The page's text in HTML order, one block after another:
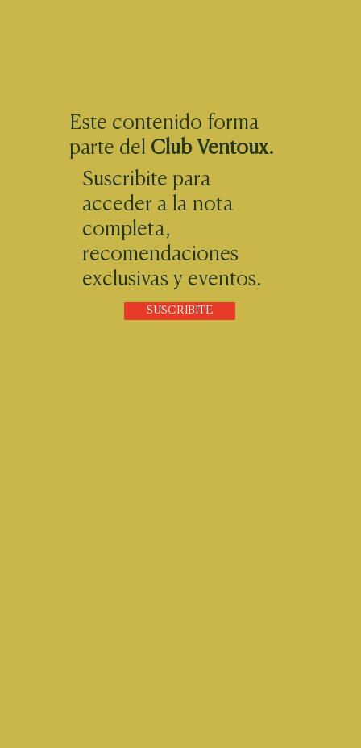
Este contenido forma
parte del Club Ventoux.
Suscribite para
acceder a la nota
completa,
recomendaciones
exclusivas y eventos.
SUSCRIBITE